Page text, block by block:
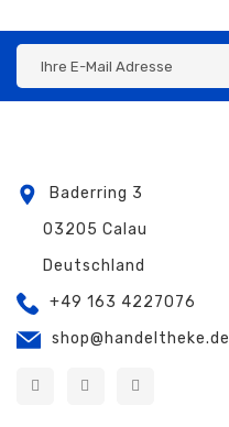
Baderring 3
03205 Calau
Deutschland
+49 163 4227076
shop@handeltheke.de